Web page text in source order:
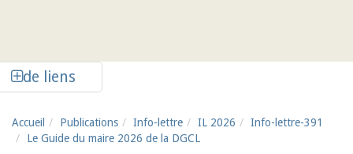
de liens
Accueil Publications Info-lettre IL 2026
Info-lettre-391
Le Guide du maire 2026 de la DGCL